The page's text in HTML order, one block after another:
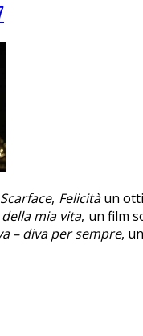
Scarface, Felicitàun
mia vita, un film
– diva per sempre,